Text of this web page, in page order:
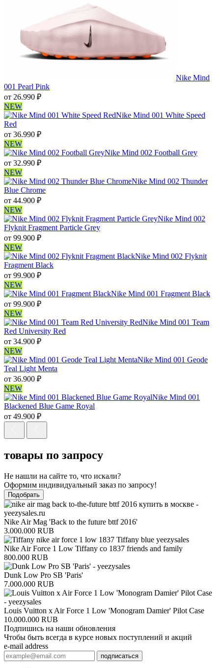
Nike Mind
001 Pearl Pink
от 26.990 ₽
NEW
Nike Mind 001 White Speed
Red
от 36.990 ₽
NEW
Nike Mind 002 Football Grey
от 32.990 ₽
NEW
Nike Mind 002 Thunder
Blue Chrome
от 44.900 ₽
NEW
Nike Mind 002
Flyknit Fragment Particle Grey
от 99.900 ₽
NEW
Nike Mind 002 Flyknit
Fragment Black
от 99.900 ₽
NEW
Nike Mind 001 Fragment Black
от 99.900 ₽
NEW
Nike Mind 001 Team
Red University Red
от 34.900 ₽
NEW
Nike Mind 001 Geode
Teal Light Menta
от 36.900 ₽
NEW
Nike Mind 001
Blackened Blue Game Royal
от 49.900 ₽
товары по запросу
Не нашли на сайте то, что искали?
Оформим индивидуальный заказ по запросу!
Подобрать
Nike Air Mag 'Back to the future bttf 2016'
3.000.000 RUB
Nike Air Force 1 Low Tiffany co 1837 friends and family
800.000 RUB
Dunk Low Pro SB 'Paris'
7.000.000 RUB
Louis Vuitton x Air Force 1 Low 'Monogram Damier' Pilot Case
10.000.000 RUB
Подпишись на наши обновления
Чтобы быть всегда в курсе новых поступлений и акций
e-mail address
подписаться